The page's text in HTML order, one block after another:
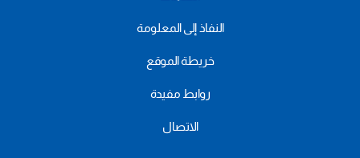
النفاذ إلى المعلومة
خريطة الموقع
روابط مفيدة
الاتصال